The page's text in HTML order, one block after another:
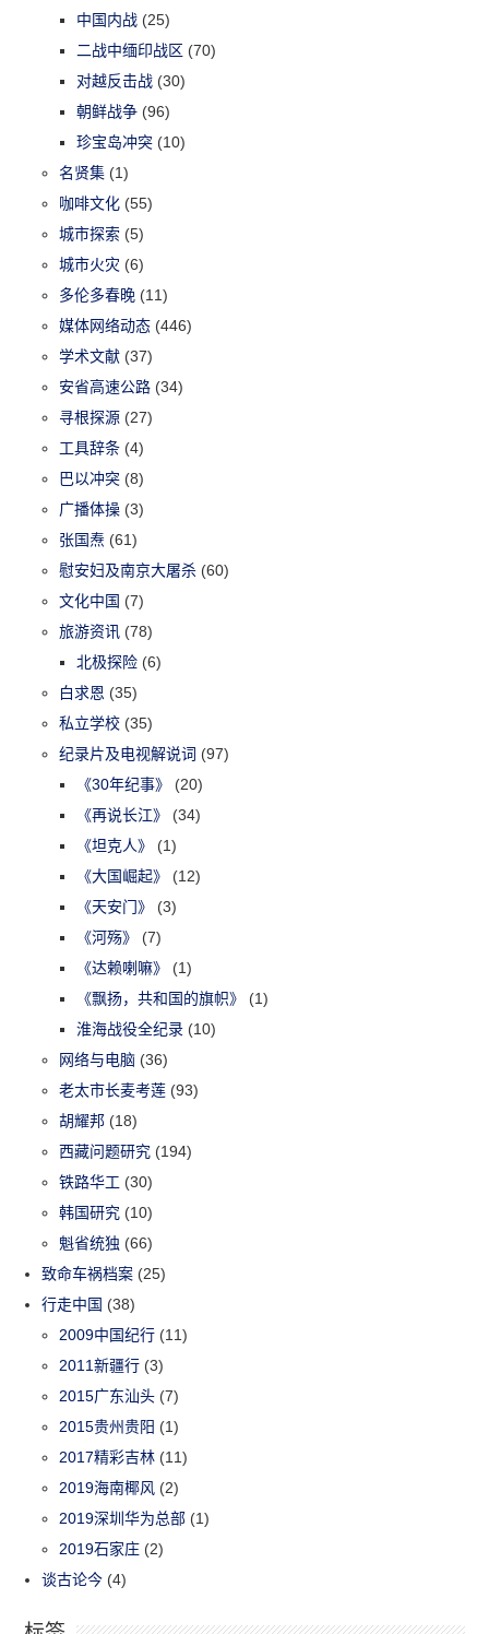
中国内战 (25)
二战中缅印战区 (70)
对越反击战 (30)
朝鲜战争 (96)
珍宝岛冲突 (10)
名贤集 (1)
咖啡文化 (55)
城市探索 (5)
城市火灾 (6)
多伦多春晚 (11)
媒体网络动态 (446)
学术文献 (37)
安省高速公路 (34)
寻根探源 (27)
工具辞条 (4)
巴以冲突 (8)
广播体操 (3)
张国焘 (61)
慰安妇及南京大屠杀 (60)
文化中国 (7)
旅游资讯 (78)
北极探险 (6)
白求恩 (35)
私立学校 (35)
纪录片及电视解说词 (97)
《30年纪事》
(20)
《再说长江》
(34)
《坦克人》
(1)
《大国崛起》
(12)
《天安门》
(3)
《河殇》
(7)
《达赖喇嘛》
(1)
《飘扬，共和国的旗帜》
(1)
淮海战役全纪录 (10)
网络与电脑 (36)
老太市长麦考莲 (93)
胡耀邦 (18)
西藏问题研究 (194)
铁路华工 (30)
韩国研究 (10)
魁省统独 (66)
致命车祸档案 (25)
行走中国 (38)
2009中国纪行 (11)
2011新疆行 (3)
2015广东汕头 (7)
2015贵州贵阳 (1)
2017精彩吉林 (11)
2019海南椰风 (2)
2019深圳华为总部 (1)
2019石家庄 (2)
谈古论今 (4)